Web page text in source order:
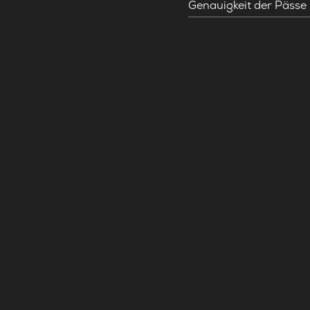
Genauigkeit der Pässe